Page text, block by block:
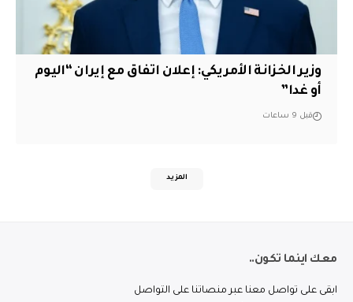
وزير الخزانة الأمريكي: إعلان اتفاق مع إيران “اليوم
أو غدا”
قبل 9 ساعات
المزيد
معك اينما تكون..
ابقى على تواصل معنا عبر منصاتنا على التواصل